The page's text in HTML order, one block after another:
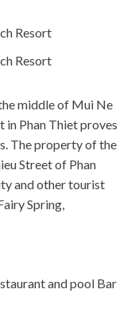
middle of Mui Ne
in Phan Thiet proves
The property of the
Street of Phan
and other tourist
Spring,
and pool Bar